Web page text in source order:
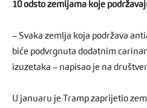
10 odsto zemljama koje
– Svaka zemlja koja podržava
biće podvrgnuta dodatnim
izuzetaka – napisao je na
U januaru je Tramp zaprijetio